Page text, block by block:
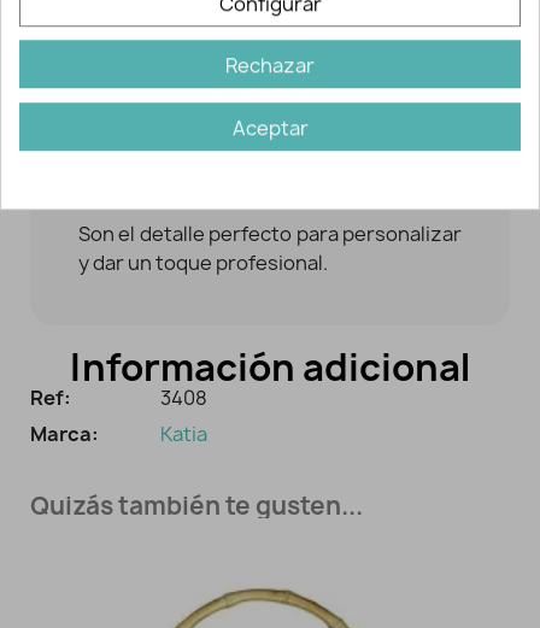
complementos handmade. Disponibles
rosa, azul marino y verde agua.
asas de bolsoscombinan a la
perfección con el diseñoWOW Tote Bag
Son el detalle perfecto para personalizar
y dar un toque profesional.
Información adicional
Ref:
3408
Marca:
Katia
Quizás también te gusten...
Rechazar
Aceptar